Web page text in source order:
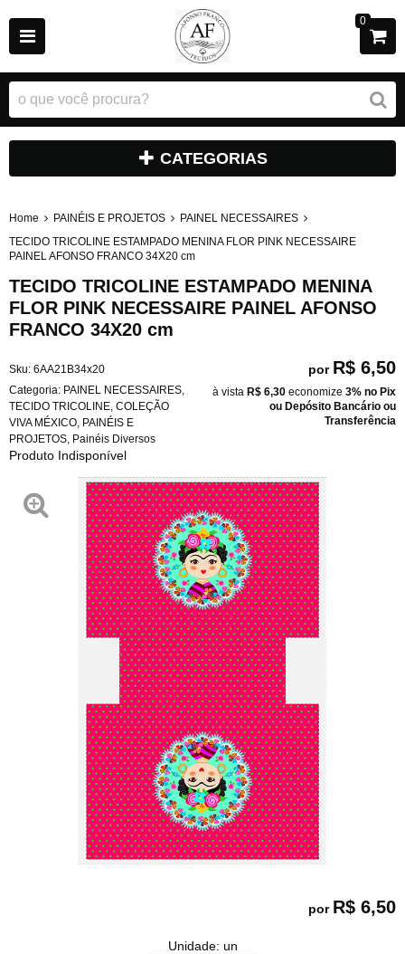
0
CATEGORIAS
Home PAINÉIS E PROJETOS
PAINEL NECESSAIRES
TECIDO TRICOLINE ESTAMPADO MENINA FLOR PINK NECESSAIRE
PAINEL AFONSO FRANCO 34X20 cm
TECIDO TRICOLINE ESTAMPADO MENINA
FLOR PINK NECESSAIRE PAINEL AFONSO
FRANCO 34X20 cm
Sku: 6AA21B34x20
Categoria: PAINEL NECESSAIRES
TECIDO TRICOLINE COLEÇÃO
VIVA MÉXICO PAINÉIS E
PROJETOS Painéis Diversos
Produto Indisponível
por R$ 6,50
à vista R$ 6,30 economize 3% no Pix
ou Depósito Bancário ou
Transferência
por R$ 6,50
Unidade: un